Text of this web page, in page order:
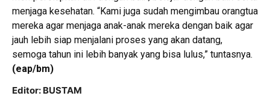
menjaga kesehatan. “Kami juga sudah mengimbau orangtua
mereka agar menjaga anak-anak mereka dengan baik agar
jauh lebih siap menjalani proses yang akan datang,
semoga tahun ini lebih banyak yang bisa lulus,” tuntasnya.
(eap/bm)
Editor: BUSTAM